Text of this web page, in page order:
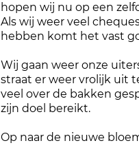
hopen wij nu op een
Als wij weer veel
hebben komt het vast
Wij gaan weer onze
straat er weer vrolijk uit
veel over de bakken
zijn doel bereikt.
Op naar de nieuwe